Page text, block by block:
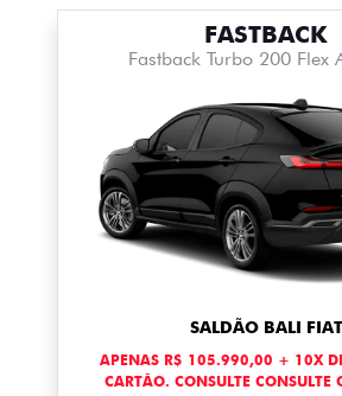
FASTBACK
Fastback Turbo 200 Flex
SALDÃO BALI FIAT
APENAS R$ 105.990,00 + 10X
CARTÃO. CONSULTE CONSULTE